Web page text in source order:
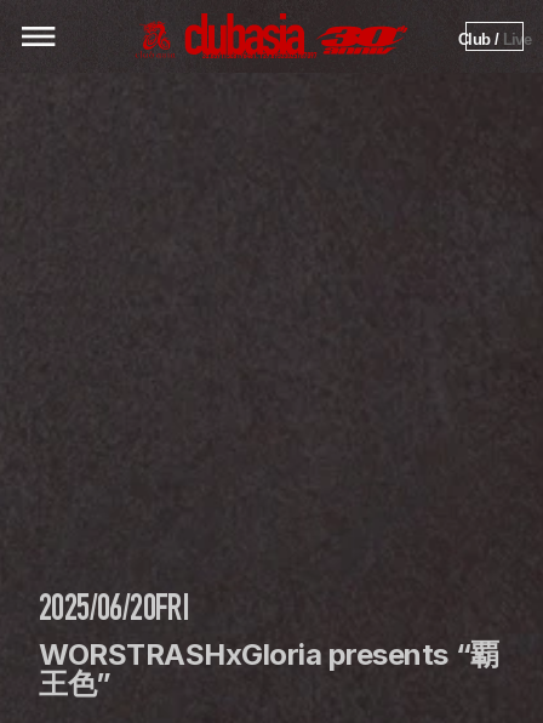
Club / Live
2025/06/20FRI
WORSTRASHxGloria presents “覇
王色”